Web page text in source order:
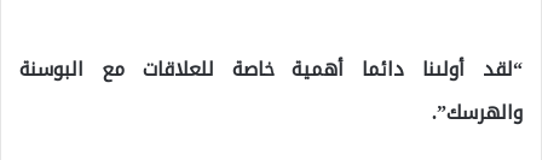
“لقد أولىنا دائما أهمية خاصة للعلاقات مع البوسنة
والهرسك”.